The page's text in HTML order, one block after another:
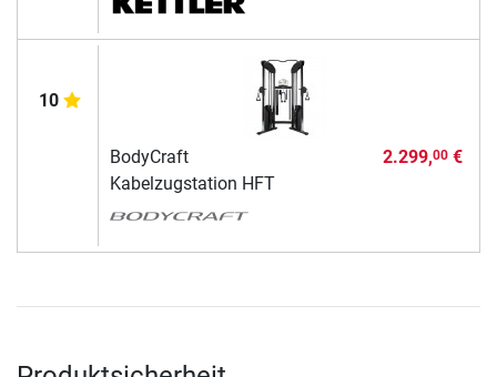
10
BodyCraft
Kabelzugstation HFT
2.299,00€